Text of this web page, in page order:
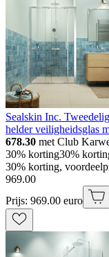
Sealskin Inc.
helder veiligheidsglas
678.30 met Club
30% korting30%
30% korting,
969.00
Prijs: 969.00 euro